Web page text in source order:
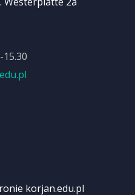
korjan.edu.pl